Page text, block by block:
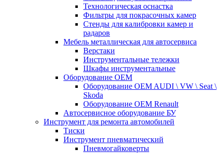
Технологическая оснастка
Фильтры для покрасочных камер
Стенды для калибровки камер и
радаров
Мебель металлическая для автосервиса
Верстаки
Инструментальные тележки
Шкафы инструментальные
Оборудование OEM
Оборудование OEM AUDI \ VW \ Seat \
Skoda
Оборудование OEM Renault
Автосервисное оборудование БУ
Инструмент для ремонта автомобилей
Тиски
Инструмент пневматический
Пневмогайковерты